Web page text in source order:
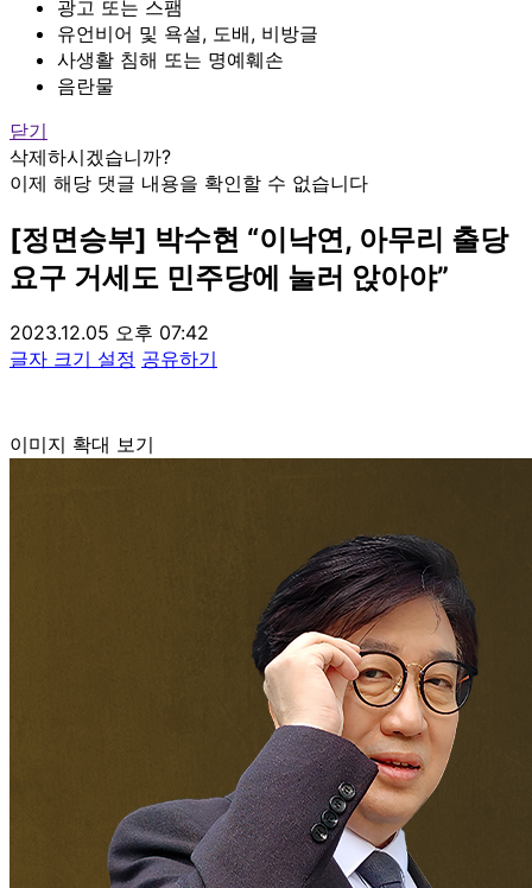
광고 또는 스팸
유언비어 및 욕설, 도배, 비방글
사생활 침해 또는 명예훼손
음란물
닫기
삭제하시겠습니까?
이제 해당 댓글 내용을 확인할 수 없습니다
[정면승부] 박수현 “이낙연, 아무리 출당
요구 거세도 민주당에 눌러 앉아야”
2023.12.05 오후 07:42
글자 크기 설정 공유하기
이미지 확대 보기